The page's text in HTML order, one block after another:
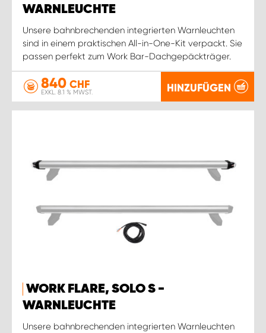
WARNLEUCHTE
Unsere bahnbrechenden integrierten Warnleuchten
sind in einem praktischen All-in-One-Kit verpackt. Sie
passen perfekt zum Work Bar-Dachgepäckträger.
840 CHF
EXKL. 8.1 % MWST. HINZUFÜGEN
WORK FLARE, SOLO S -
WARNLEUCHTE
Unsere bahnbrechenden integrierten Warnleuchten